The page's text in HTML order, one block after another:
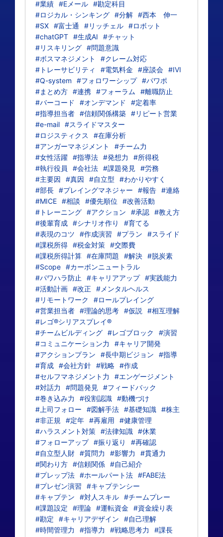
#業績 #Eメール #勘定科目
#ロジカル・シンキング #分解 #西本 伸一
#SX #富士通 #リッチェル #ロボット
#chatGPT #生成AI
#チャット
#リスキリング #問題意識
#ボスマネジメント
#クレーム対応
#トレーサビリティ
#電気料金 #座談会 #IVI
#Q-system
#フォロワーシップ #パワポ
#まとめ方 #連携 #フォーラム
#離職防止
#バーコード
#オンデマンド
#定着率
#指導担当者 #信頼関係構築 #リピート営業
#e-mail #スライドマスター
#ロジスティクス
#在庫分析
#アンガーマネジメント
#チーム力
#女性活躍 #指導法 #発想力
#所得税
#執行役員
#会社法 #課題発見
#労務
#主要因
#真因 #自立型
#わかりやすく
#部長 #プレイングマネジャー #報告 #連絡
#MICE #相談 #優先順位
#改善活動
#トレーニング #アクション #承認 #教え方
#後輩育成 #シナリオ作り
#育てる
#表現のコツ
#作成演習 #プラン
#スライド
#課税所得 #税金対策 #交際費
#課税所得計算 #在庫問題 #解決 #脱炭素
#Scope #カーボンニュートラル
#パワハラ防止
#キャリアアップ #実践能力
#活動計画 #改正
#メンタルヘルス
#リモートワーク
#ロールプレイング
#営業担当者 #理論的思考 #仮説
#相互理解
#レゴ®シリアスプレイ®
#チームビルディング #レゴブロック
#演習
#コミュニケーション力
#キャリア開発
#アクションプラン
#長中期ビジョン
#指導
#育成 #会社方針 #戦略 #作成
#セルフマネジメント力
#エンゲージメント
#対話力
#問題発見
#フィードバック
#巻き込み力
#役割認識 #動機づけ
#上司フォロー
#図解手法 #基礎知識 #株主
#非正規
#定年 #再雇用
#健康管理
#ハラスメント対策 #法律知識 #休業
#フォローアップ #振り返り
#再確認
#自立型人財 #質問力 #影響力
#貫通力
#関わり方 #信頼関係 #自己紹介
#プレップ法 #ホールパート法 #FABE法
#プレゼン演習
#キャプテンシー
#キャプテン
#対人スキル #チームプレー
#課題設定
#理論 #運転資金
#資金繰り表
#勘定
#キャリアデザイン
#自己理解
#時間管理力
#指導力 #戦略思考力
#課長